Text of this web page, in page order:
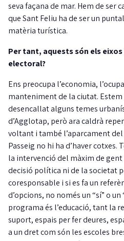
seva façana de mar. Hem de ser
que Sant Feliu ha de ser un
matèria turística.
Per tant, aquests són els
electoral?
Ens preocupa l’economia,
manteniment de la ciutat. Estem
desencallat alguns temes
d’Agglotap, però ara caldrà
voltant i també l’aparcament del
Passeig no hi ha d’haver cotxes.
la intervenció del màxim de gent
decisió política ni de la societat
coresponsable i si es fa un
d’opcions, no només un “sí” o un
programa és l’educació, tant la
suport, espais per fer deures,
a un dret com són les escoles